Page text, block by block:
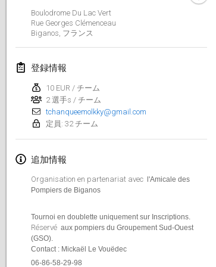
Boulodrome Du Lac Vert
Rue Georges Clémenceau
Biganos フランス
登録情報
10 EUR / チーム
2 選手s / チーム
tchanqueemolkky@gmail.com
定員: 32 チーム
追加情報
Organisation en partenariat avec l'Amicale des
Pompiers de Biganos
Tournoi en doublette uniquement sur Inscriptions.
Réservé aux pompiers du Groupement Sud-Ouest
(GSO).
Contact : Mickaël Le Vouëdec
06-86-58-29-98
Lumi Mölkky
2018年2月3日
Tournoi de la St Valentin
2018年2月10日
Faschings-Mölkky
2018年2月11日|ドイツ
2018年2月24日
Tournoi de l'ASSER
2018年2月24日|フランス